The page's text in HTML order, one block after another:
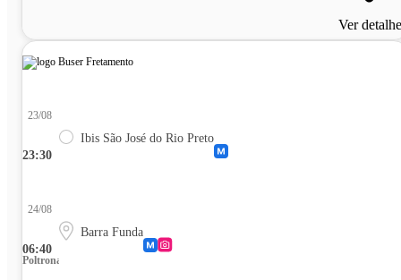
Ver
23:30
23/08
Ibis São José do Rio Preto
06:40
24/08
Barra Funda
Poltrona